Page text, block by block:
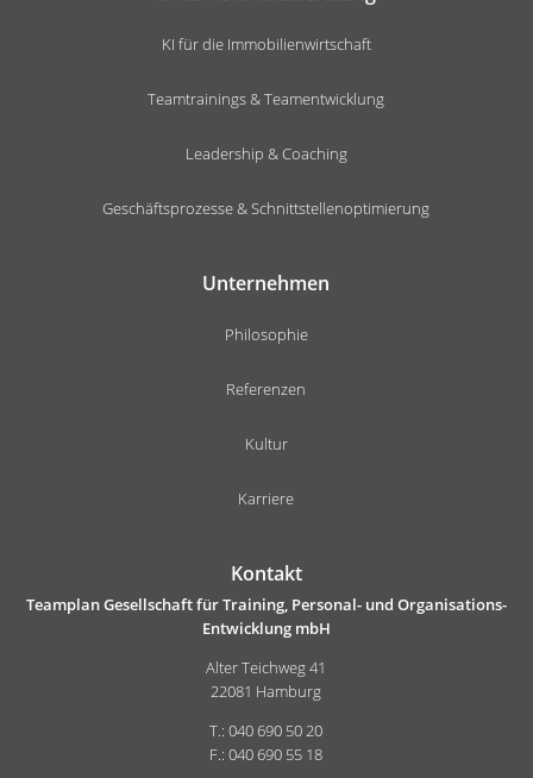
KI für die Immobilienwirtschaft
Teamtrainings & Teamentwicklung
Leadership & Coaching
Geschäftsprozesse & Schnittstellenoptimierung
Unternehmen
Philosophie
Referenzen
Kultur
Karriere
Kontakt
Teamplan Gesellschaft für Training, Personal- und Organisations-
Entwicklung mbH
Alter Teichweg 41
22081 Hamburg
T.: 040 690 50 20
F.: 040 690 55 18